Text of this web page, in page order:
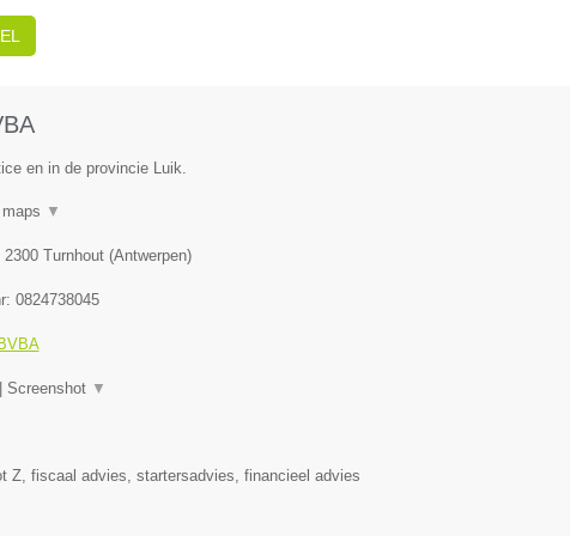
en in de provincie Luik.
▼
2300 Turnhout(Antwerpen)
0824738045
Screenshot ▼
Z, fiscaal advies, startersadvies, financieel advies